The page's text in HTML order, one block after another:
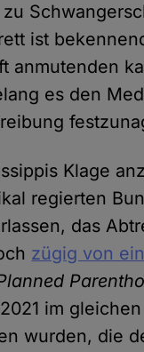
ist
anmutenden
es den
Klage
regierten
das
zügig von
im
wurden, die